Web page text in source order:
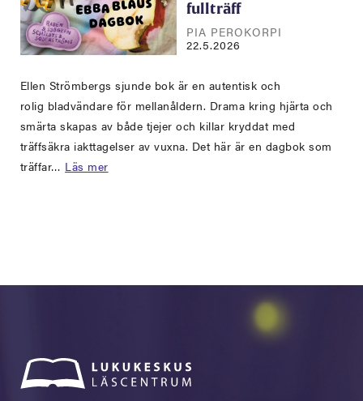
fullträff
PIA PEROKORPI
22.5.2026
Ellen Strömbergs sjunde bok är en autentisk och
rolig bladvändare för mellanåldern. Drama kring hjärta och
smärta skapas av både tjejer och killar kryddat med
träffsäkra iakttagelser av vuxna. Det här är en dagbok som
träffar… Läs mer